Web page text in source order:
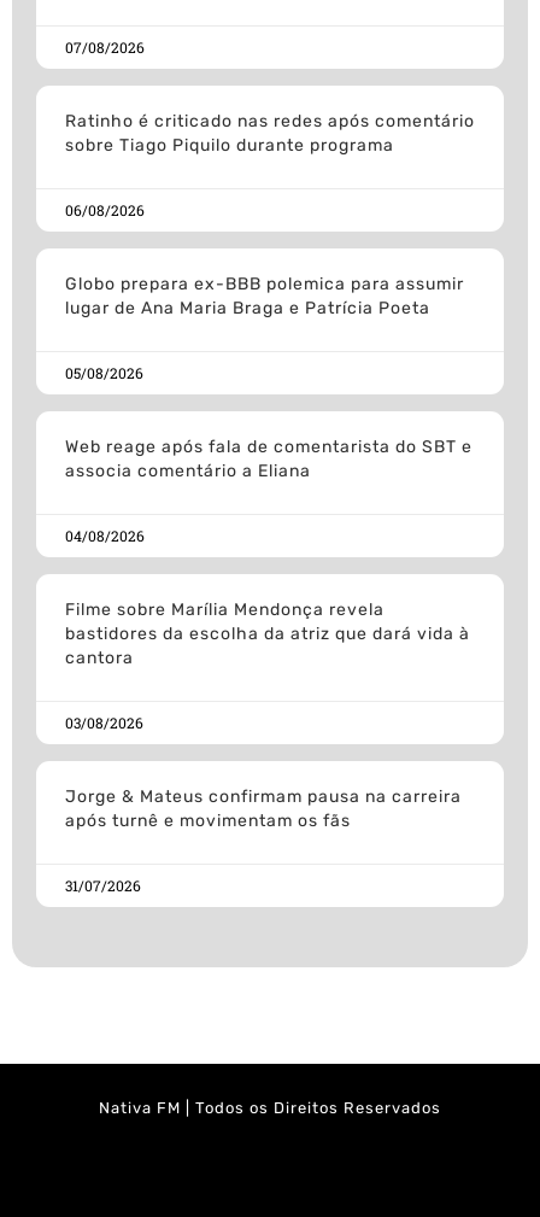
07/08/2026
Ratinho é criticado nas redes após comentário
sobre Tiago Piquilo durante programa
06/08/2026
Globo prepara ex-BBB polemica para assumir
lugar de Ana Maria Braga e Patrícia Poeta
05/08/2026
Web reage após fala de comentarista do SBT e
associa comentário a Eliana
04/08/2026
Filme sobre Marília Mendonça revela
bastidores da escolha da atriz que dará vida à
cantora
03/08/2026
Jorge & Mateus confirmam pausa na carreira
após turnê e movimentam os fãs
31/07/2026
Nativa FM | Todos os Direitos Reservados